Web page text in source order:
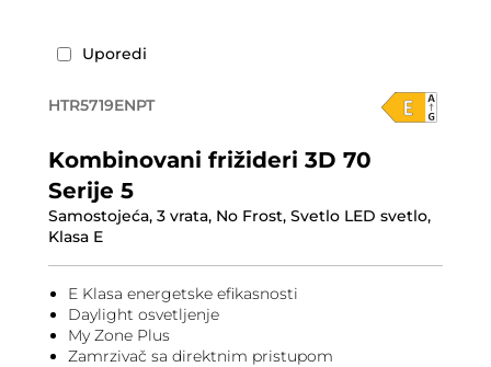
Uporedi
HTR5719ENPT
Kombinovani frižideri 3D 70
Serije 5
Samostojeća, 3 vrata, No Frost, Svetlo LED svetlo,
Klasa E
E Klasa energetske efikasnosti
Daylight osvetljenje
My Zone Plus
Zamrzivač sa direktnim pristupom